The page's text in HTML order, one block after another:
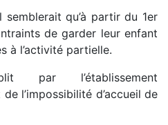
qu’à partir du 1er
de garder leur enfant
à l’activité partielle.
par l’établissement
l’impossibilité d’accueil de